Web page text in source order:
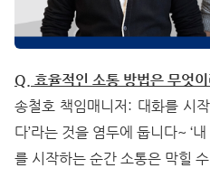
Q. 효율적인 소통 방법은 무엇
송철호 책임매니저: 대화를 시
다’라는 것을 염두에 둡니다~ ‘
를 시작하는 순간 소통은 막힐